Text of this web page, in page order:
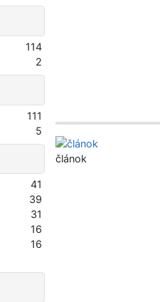
článok
114
2
111
5
41
39
31
16
16